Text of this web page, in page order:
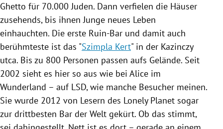
Ghetto für 70.000 Juden. Dann verfielen die Häuser
zusehends, bis ihnen Junge neues Leben
einhauchten. Die erste Ruin-Bar und damit auch
berühmteste ist das "Szimpla Kert" in der Kazinczy
utca. Bis zu 800 Personen passen aufs Gelände. Seit
2002 sieht es hier so aus wie bei Alice im
Wunderland – auf LSD, wie manche Besucher meinen.
Sie wurde 2012 von Lesern des Lonely Planet sogar
zur drittbesten Bar der Welt gekürt. Ob das stimmt,